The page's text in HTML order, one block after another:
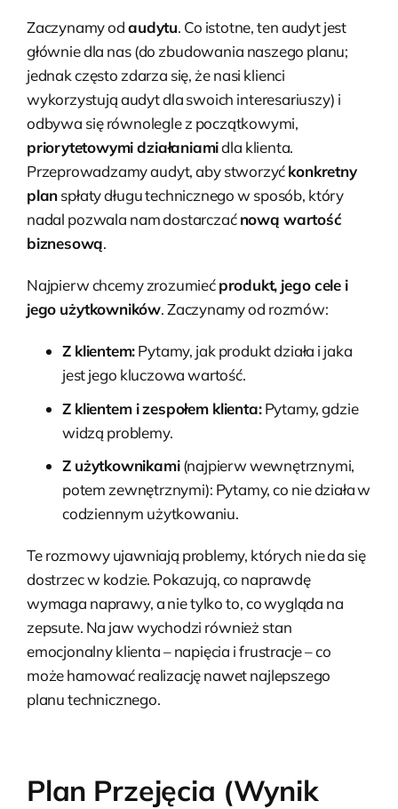
Zaczynamy odaudytu. Co istotne, ten audyt jest
głównie dla nas (do zbudowania naszego planu;
jednak często zdarza się, że nasi klienci
wykorzystują audyt dla swoich interesariuszy) i
odbywa się równolegle z początkowymi,
priorytetowymi działaniamidla klienta.
Przeprowadzamy audyt, aby stworzyćkonkretny
planspłaty długu technicznego w sposób, który
nadal pozwala nam dostarczaćnową wartość
biznesową.
Najpierw chcemy zrozumiećprodukt, jego cele i
jego użytkowników. Zaczynamy od rozmów:
Z klientem:Pytamy, jak produkt działa i jaka
jest jego kluczowa wartość.
Z klientem i zespołem klienta:Pytamy, gdzie
widzą problemy.
Z użytkownikami(najpierw wewnętrznymi,
potem zewnętrznymi): Pytamy, co nie działa w
codziennym użytkowaniu.
Te rozmowy ujawniają problemy, których nie da się
dostrzec w kodzie. Pokazują, co naprawdę
wymaga naprawy, a nie tylko to, co wygląda na
zepsute. Na jaw wychodzi również stan
emocjonalny klienta – napięcia i frustracje – co
może hamować realizację nawet najlepszego
planu technicznego.
Plan Przejęcia (Wynik